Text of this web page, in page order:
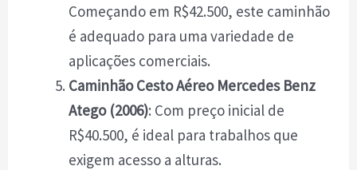
Começando em R$42.500, este caminhão
é adequado para uma variedade de
aplicações comerciais.
Caminhão Cesto Aéreo Mercedes Benz
Atego (2006): Com preço inicial de
R$40.500, é ideal para trabalhos que
exigem acesso a alturas.